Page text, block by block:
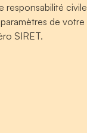
responsabilité civile
de votre
SIRET.